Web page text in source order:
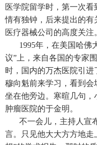
医学院留学时，第一次看
情有独钟，后来提出的
医疗器械公司的高度关注
1995年，在美国哈佛
议”上，来自各国的专家
时，国内的万杰医院引
穆向魁前来学习，看到
坐在他旁边。寒暄几句，
肿瘤医院的于金明。
不一会儿，主持人宣
言。只见他大大方方地走